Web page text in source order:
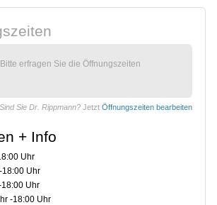
erfragen Sie die Öffnungszeiten
Sind Sie Dr. Rippmann? Jetzt Öffnungszeiten bearbeiten
+ Info
Uhr
18:00 Uhr
18:00 Uhr
-18:00 Uhr